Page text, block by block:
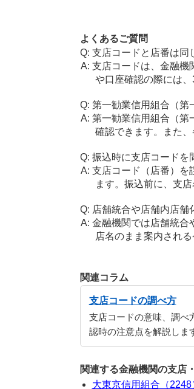
よくあるご質問
支店コードと店番は同
支店コードは、金融機
や口座確認の際には、
第一勧業信用組合（第
第一勧業信用組合（第
確認できます。また
振込時に支店コードを
支店コード（店番）を
ます。振込前に、支
店舗統合や店舗内店舗
金融機関では店舗統合
店名のまま案内され
関連コラム
支店コードの調べ方
支店コードの意味、調べ
認時の注意点を解説しま
関連する金融機関の支店
大東京信用組合（2248